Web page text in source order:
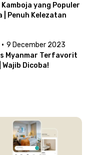
yang Populer
| Penuh Kelezatan
· 9 December 2023
Myanmar Terfavorit
Dicoba!